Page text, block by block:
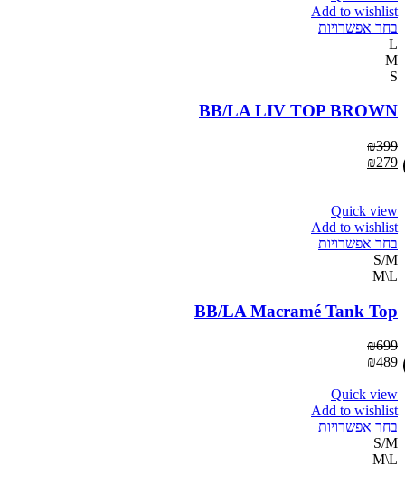
Add to wishlist
בחר אפשרויות
L
M
S
BB/LA LIV TOP BROWN
₪399
₪279
Quick view
Add to wishlist
בחר אפשרויות
S/M
M\L
BB/LA Macramé Tank Top
₪699
₪489
Quick view
Add to wishlist
בחר אפשרויות
S/M
M\L